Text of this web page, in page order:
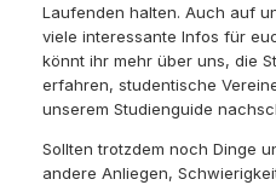
Laufenden halten. Auch auf
viele interessante Infos für
könnt ihr mehr über uns, die
erfahren, studentische
unserem Studienguide
Sollten trotzdem noch Dinge
andere Anliegen,